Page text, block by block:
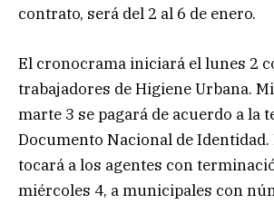
contrato, será del 2 al 6 de enero.
El cronocrama iniciará el lunes 2
trabajadores de Higiene Urbana.
marte 3 se pagará de acuerdo a la
Documento Nacional de Identidad.
tocará a los agentes con
miércoles 4, a municipales con